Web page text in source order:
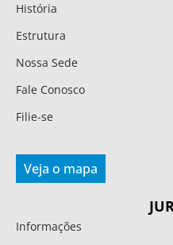
História
Estrutura
Nossa Sede
Fale Conosco
Filie-se
Veja o mapa
Informações